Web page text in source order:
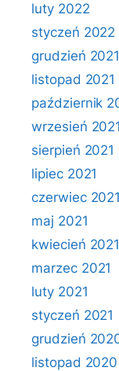
luty 2022
styczeń 2022
grudzień 2021
listopad 2021
październik
wrzesień 2021
sierpień 2021
lipiec 2021
czerwiec 2021
maj 2021
kwiecień 2021
marzec 2021
luty 2021
styczeń 2021
grudzień
listopad 2020